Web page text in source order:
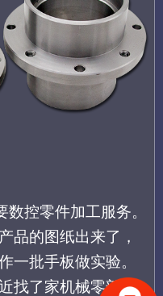
数控零件加工服务。
品的图纸出来了，
一批手板做实验。
找了家机械零部件